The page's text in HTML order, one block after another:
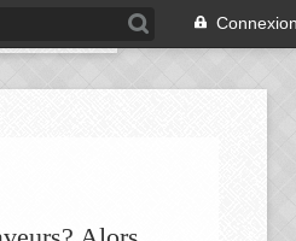
Connexion